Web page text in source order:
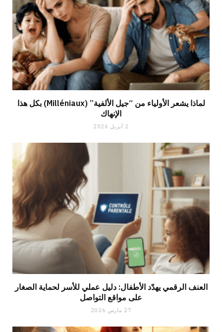
لماذا يشعر الأولياء من “جيل الألفية” (Milléniaux) بكل هذا
الإنهاك
2 أبريل 2026
العنف الرقمي يهدّد الأطفال: دليل عملي للأسر لحماية الصغار
على مواقع التواصل
27 مارس 2026